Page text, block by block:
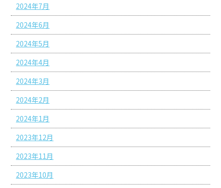
2024年7月
2024年6月
2024年5月
2024年4月
2024年3月
2024年2月
2024年1月
2023年12月
2023年11月
2023年10月